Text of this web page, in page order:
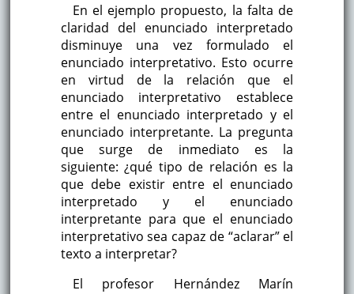
En el ejemplo propuesto, la falta de
claridad del enunciado interpretado
disminuye una vez formulado el
enunciado interpretativo. Esto ocurre
en virtud de la relación que el
enunciado interpretativo establece
entre el enunciado interpretado y el
enunciado interpretante. La pregunta
que surge de inmediato es la
siguiente: ¿qué tipo de relación es la
que debe existir entre el enunciado
interpretado y el enunciado
interpretante para que el enunciado
interpretativo sea capaz de “aclarar” el
texto a interpretar?
El profesor Hernández Marín